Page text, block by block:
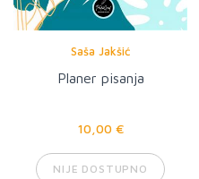
Saša Jakšić
Planer pisanja
10,00 €
NIJE DOSTUPNO